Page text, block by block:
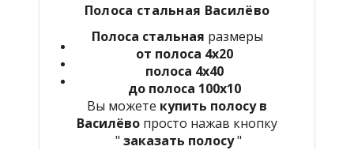
Полоса стальная Василёво
Полоса стальная размеры
от полоса 4х20
полоса 4х40
до полоса 100х10
Вы можете купить полосу в
Василёво просто нажав кнопку
" заказать полосу"